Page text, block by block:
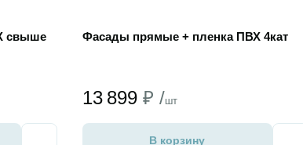
свыше
Фасады прямые + пленка ПВХ 4кат
13 899 ₽ /шт
В корзину